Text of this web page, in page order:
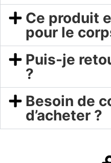
Ce produit
pour le
Puis-je
?
Besoin de
d’acheter ?